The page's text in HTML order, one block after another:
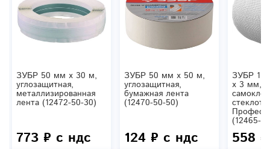
ЗУБР 50 мм х 30 м,
углозащитная,
металлизированная
лента (12472-50-30)
773 ₽ с ндс
ЗУБР 50 мм х 50 м,
углозащитная,
бумажная лента
(12470-50-50)
124 ₽ с ндс
ЗУБР 15
х 3 мм,
(12465-
558